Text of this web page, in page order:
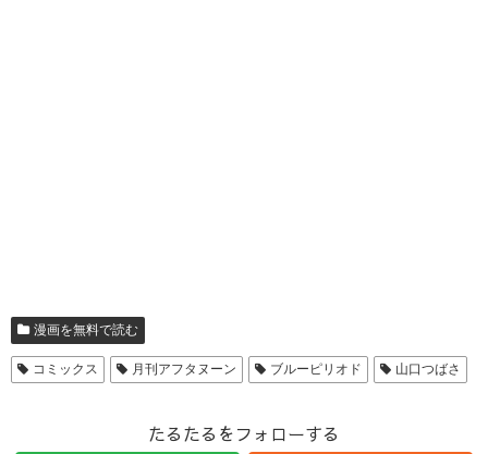
漫画を無料で読む
コミックス 月刊アフタヌーン ブルーピリオド 山口つばさ
たるたるをフォローする